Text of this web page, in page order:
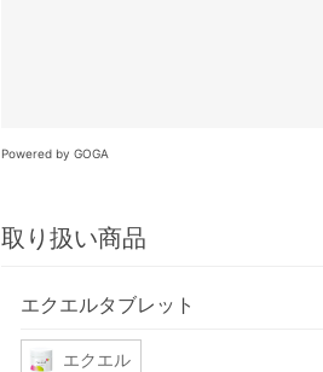
Powered by GOGA
取り扱い商品
エクエルタブレット
エクエル